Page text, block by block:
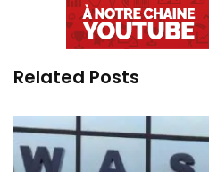
Related Posts